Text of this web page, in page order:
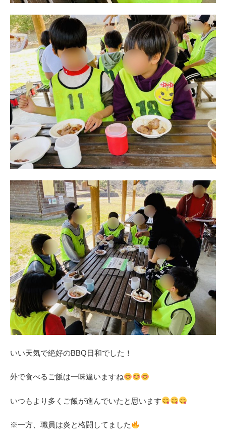
いい天気で絶好のBBQ日和でした！
外で食べるご飯は一味違いますね
いつもより多くご飯が進んでいたと思います
※一方、職員は炎と格闘してました